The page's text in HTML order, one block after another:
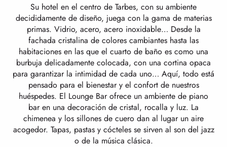
Su hotel en el centro de Tarbes, con su ambiente
decididamente de diseño, juega con la gama de materias
primas. Vidrio, acero, acero inoxidable… Desde la
fachada cristalina de colores cambiantes hasta las
habitaciones en las que el cuarto de baño es como una
burbuja delicadamente colocada, con una cortina opaca
para garantizar la intimidad de cada uno… Aquí, todo está
pensado para el bienestar y el confort de nuestros
huéspedes. El Lounge Bar ofrece un ambiente de piano
bar en una decoración de cristal, rocalla y luz. La
chimenea y los sillones de cuero dan al lugar un aire
acogedor. Tapas, pastas y cócteles se sirven al son del jazz
o de la música clásica.